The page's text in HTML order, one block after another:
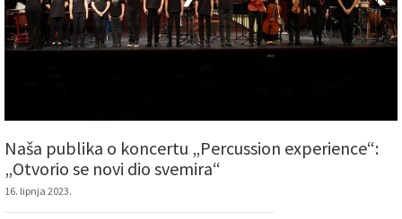
Naša publika o koncertu „Percussion experience“:
„Otvorio se novi dio svemira“
16. lipnja 2023.